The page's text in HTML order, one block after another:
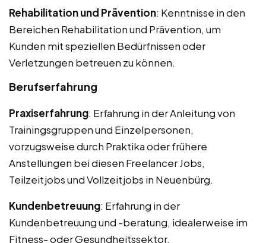
Rehabilitation und Prävention: Kenntnisse in den
Bereichen Rehabilitation und Prävention, um
Kunden mit speziellen Bedürfnissen oder
Verletzungen betreuen zu können.
Berufserfahrung
Praxiserfahrung: Erfahrung in der Anleitung von
Trainingsgruppen und Einzelpersonen,
vorzugsweise durch Praktika oder frühere
Anstellungen bei diesen Freelancer Jobs,
Teilzeitjobs und Vollzeitjobs in Neuenbürg.
Kundenbetreuung: Erfahrung in der
Kundenbetreuung und -beratung, idealerweise im
Fitness- oder Gesundheitssektor.